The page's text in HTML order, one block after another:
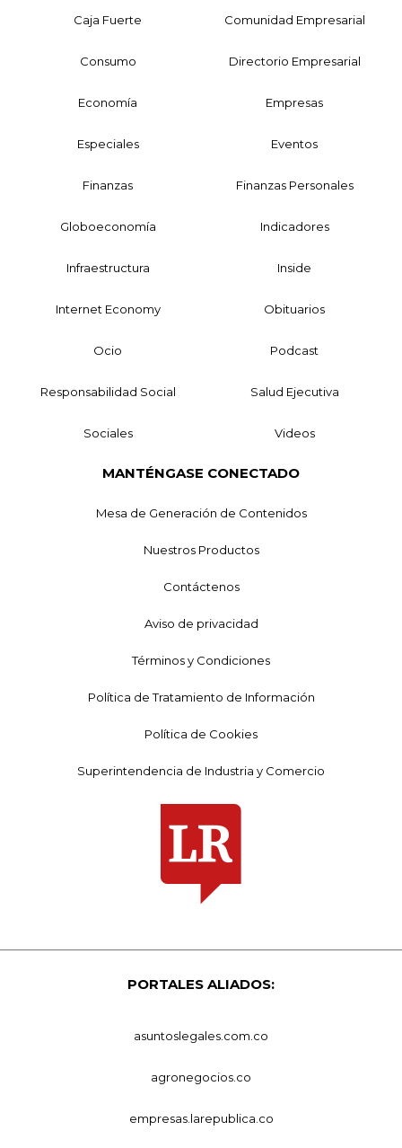
Caja Fuerte Comunidad Empresarial
Consumo Directorio Empresarial
Economía Empresas
Especiales Eventos
Finanzas Finanzas Personales
Globoeconomía Indicadores
Infraestructura Inside
Internet Economy Obituarios
Ocio Podcast
Responsabilidad Social Salud Ejecutiva
Sociales Videos
MANTÉNGASE CONECTADO
Mesa de Generación de Contenidos
Nuestros Productos
Contáctenos
Aviso de privacidad
Términos y Condiciones
Política de Tratamiento de Información
Política de Cookies
Superintendencia de Industria y Comercio
PORTALES ALIADOS:
asuntoslegales.com.co
agronegocios.co
empresas.larepublica.co